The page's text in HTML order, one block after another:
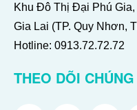
Khu Đô Thị Đại Phú
Gia Lai (TP. Quy Nhơn,
Hotline: 0913.72.72.72
THEO DÕI